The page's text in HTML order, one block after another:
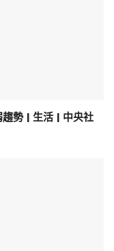
勢 | 生活 | 中央社